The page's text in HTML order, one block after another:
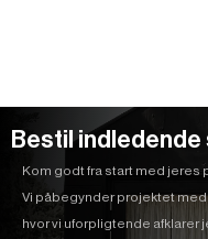
Bestil
Kom godt fra start med jeres
Vi påbegynder projektet med
hvor vi uforpligtende afklarer